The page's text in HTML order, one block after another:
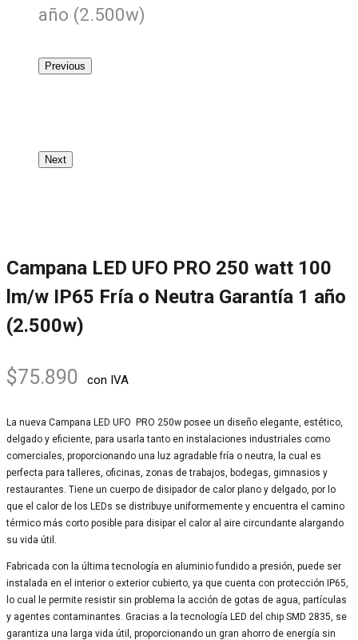
año (2.500w)
Previous
Next
Campana LED UFO PRO 250 watt 100
lm/w IP65 Fría o Neutra Garantía 1 año
(2.500w)
$75.890 con IVA
La nueva Campana LED UFO PRO 250w posee un diseño elegante, estético,
delgado y eficiente, para usarla tanto en instalaciones industriales como
comerciales, proporcionando una luz agradable fría o neutra, la cual es
perfecta para talleres, oficinas, zonas de trabajos, bodegas, gimnasios y
restaurantes. Tiene un cuerpo de disipador de calor plano y delgado, por lo
que el calor de los LEDs se distribuye uniformemente y encuentra el camino
térmico más corto posible para disipar el calor al aire circundante alargando
su vida útil.
Fabricada con la última tecnología en aluminio fundido a presión, puede ser
instalada en el interior o exterior cubierto, ya que cuenta con protección IP65,
lo cual le permite resistir sin problema la acción de gotas de agua, partículas
y agentes contaminantes. Gracias a la tecnología LED del chip SMD 2835, se
garantiza una larga vida útil, proporcionando un gran ahorro de energía sin